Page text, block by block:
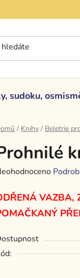
sudoku,
/ Knihy / Beletrie
VAZBA,